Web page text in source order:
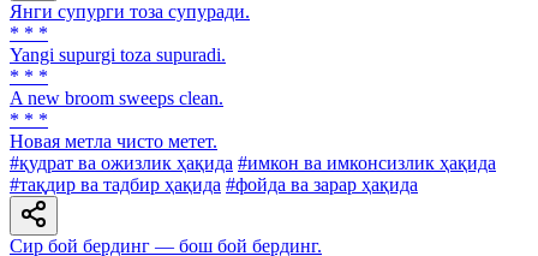
Янги супурги тоза супуради.
* * *
Yangi supurgi toza supuradi.
* * *
A new broom sweeps clean.
* * *
Новая метла чисто метет.
#қудрат ва ожизлик ҳақида #имкон ва имконсизлик ҳақида
#тақдир ва тадбир ҳақида #фойда ва зарар ҳақида
Сир бой бердинг — бош бой бердинг.